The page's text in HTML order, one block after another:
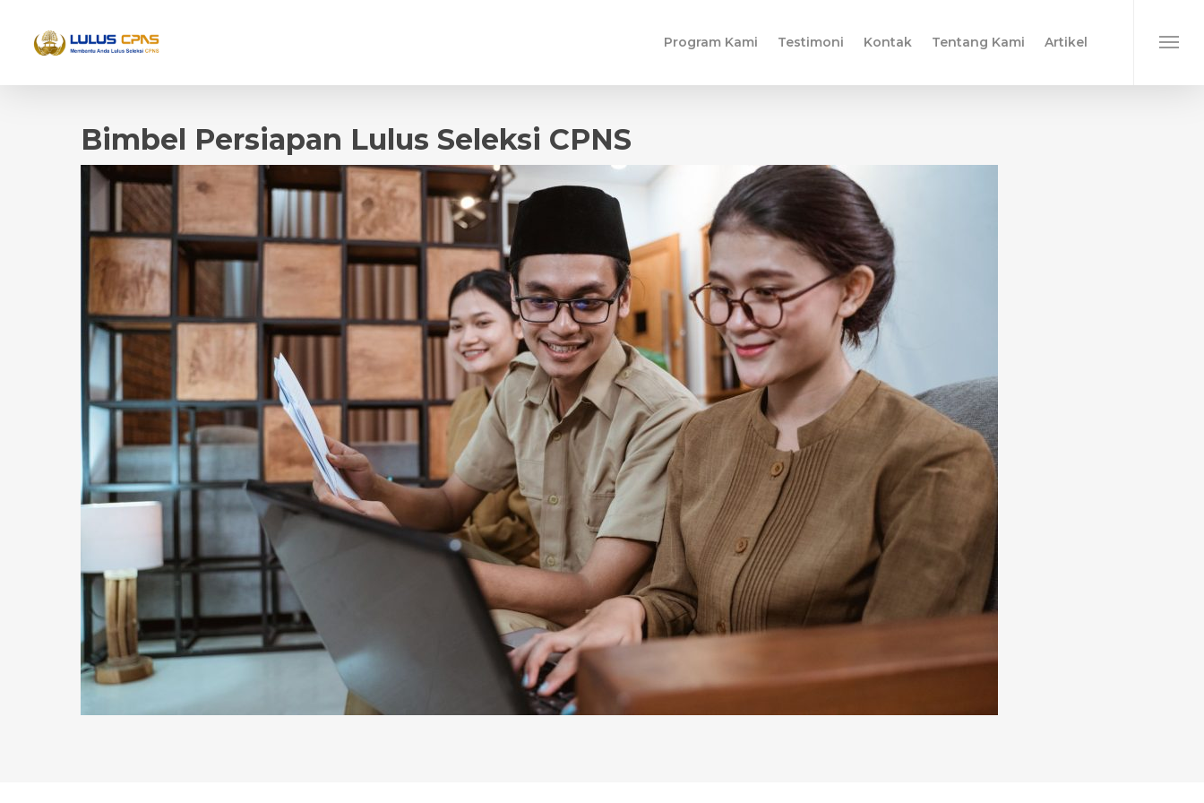
Program Kami Testimoni Kontak Tentang Kami Artikel
Bimbel Persiapan Lulus Seleksi CPNS